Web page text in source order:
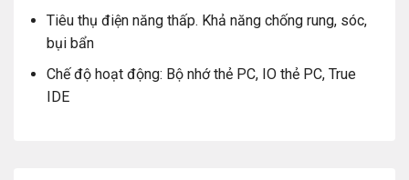
Tiêu thụ điện năng thấp. Khả năng chống rung, sóc,
bụi bẩn
Chế độ hoạt động: Bộ nhớ thẻ PC, IO thẻ PC, True
IDE